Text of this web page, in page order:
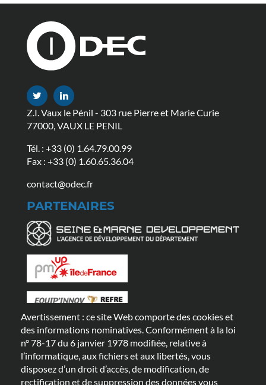
Z.I. Vaux le Pénil - 303 rue Pierre et Marie Curie
77000, VAUX LE PENIL
Tél. : +33 (0) 1.64.79.00.99
Fax : +33 (0) 1.60.65.36.04
contact@odec.fr
PARTENAIRES
LIENS UTILES
FAQ ACTUALITÉS GAMMES
Avertissement : ce site Web comporte des cookies et
des informations nominatives. Conformément à la loi
n° 78-17 du 6 janvier 1978 modifiée, relative à
l’informatique, aux fichiers et aux libertés, vous
disposez d’un droit d’accès, de modification, de
rectification et de suppression des données vous